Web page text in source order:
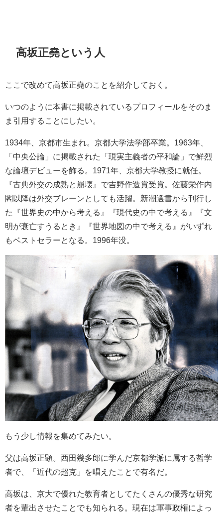
高坂正堯という人
ここで改めて高坂正堯のことを紹介しておく。
いつのように本書に掲載されているプロフィールをそのま
ま引用することにしたい。
1934年、京都市生まれ。京都大学法学部卒業。1963年、
「中央公論」に掲載された「現実主義者の平和論」で鮮烈
な論壇デビューを飾る。1971年、京都大学教授に就任。
『古典外交の成熟と崩壊』で吉野作造賞受賞。佐藤栄作内
閣以降は外交ブレーンとしても活躍。新潮選書から刊行し
た『世界史の中から考える』『現代史の中で考える』『文
明が衰亡すうるとき』『世界地図の中で考える』がいずれ
もベストセラーとなる。1996年没。
もう少し情報を集めてみたい。
父は高坂正顕。西田幾多郎に学んだ京都学派に属する哲学
者で、「近代の超克」を唱えたことで有名だ。
高坂は、京大で優れた教育者としてたくさんの優秀な研究
者を輩出させたことでも知られる。現在は軍事政権によっ